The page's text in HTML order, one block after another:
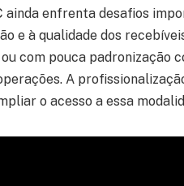
ainda enfrenta desafios
e à qualidade dos
com pouca padronização
A
o acesso a essa